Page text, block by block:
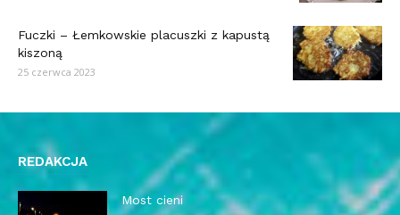
Fuczki – Łemkowskie placuszki z kapustą
kiszoną
25 czerwca 2023
REDAKCJA
Most cieni